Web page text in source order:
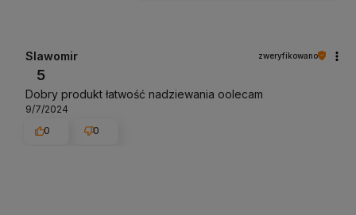
Slawomir zweryfikowano
5
Dobry produkt łatwość nadziewania oolecam
9/7/2024
0
0